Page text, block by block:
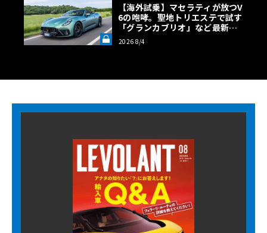
【海外試乗】マセラティが放つV
6の咆哮。聖地トリエステで試す
「グランカブリオ」など最新ト
ロフェオ3台の官能評価《LE VO
LANT LAB》
2026 8/4